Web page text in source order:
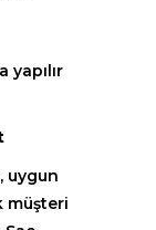
yapılır
uygun
müşteri